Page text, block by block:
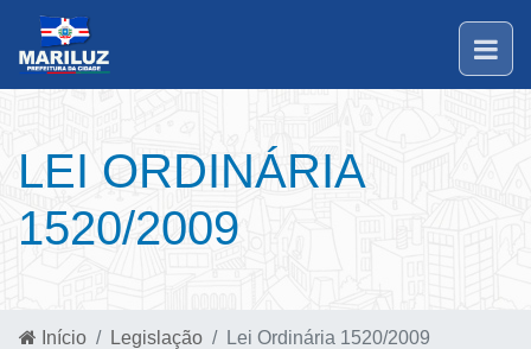
LEI ORDINÁRIA
1520/2009
Início Legislação Lei Ordinária 1520/2009